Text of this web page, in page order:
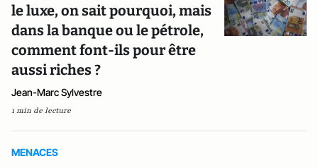
le luxe, on sait pourquoi, mais
dans la banque ou le pétrole,
comment font-ils pour être
aussi riches ?
Jean-Marc Sylvestre
1 min de lecture
MENACES